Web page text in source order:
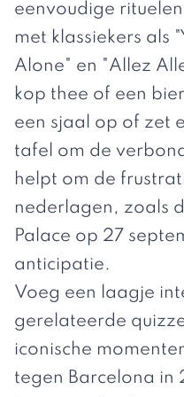
eenvoudige
met klassiekers als
Alone" en "Allez
kop thee of een
een sjaal op of zet
tafel om de
helpt om de
nederlagen, zoals
Palace op 27
anticipatie.
Voeg een laagje
gerelateerde
iconische
tegen Barcelona in